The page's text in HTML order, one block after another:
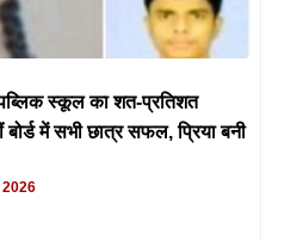
स्कूल का शत-प्रतिशत
बोर्ड में सभी छात्र सफल, प्रिया बनी